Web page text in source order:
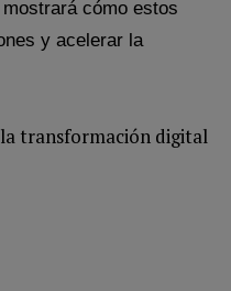
cómo estos
y acelerar la
transformación digital